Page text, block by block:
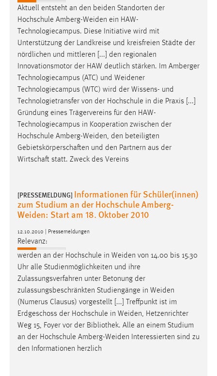
Aktuell entsteht an den beiden Standorten der
Hochschule Amberg-Weiden ein HAW-
Technologiecampus. Diese Initiative wird mit
Unterstützung der Landkreise und kreisfreien Städte der
nördlichen und mittleren [...] den regionalen
Innovationsmotor der HAW deutlich stärken. Im Amberger
Technologiecampus (ATC) und Weidener
Technologiecampus (WTC) wird der Wissens- und
Technologietransfer von der Hochschule in die Praxis [...]
Gründung eines Trägervereins für den HAW-
Technologiecampus in Kooperation zwischen der
Hochschule Amberg-Weiden, den beteiligten
Gebietskörperschaften und den Partnern aus der
Wirtschaft statt. Zweck des Vereins
[PRESSEMELDUNG] Informationen für Schüler(innen)
zum Studium an der Hochschule Amberg-
Weiden: Start am 18. Oktober 2010
12.10.2010 | Pressemeldungen
Relevanz:
werden an der Hochschule in Weiden von 14.00 bis 15.30
Uhr alle Studienmöglichkeiten und ihre
Zulassungsverfahren unter Betonung der
zulassungsbeschränkten Studiengänge in Weiden
(Numerus Clausus) vorgestellt [...] Treffpunkt ist im
Erdgeschoss der Hochschule in Weiden, Hetzenrichter
Weg 15, Foyer vor der Bibliothek. Alle an einem Studium
an der Hochschule Amberg-Weiden Interessierten sind zu
den Informationen herzlich